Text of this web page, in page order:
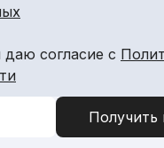
согласие с